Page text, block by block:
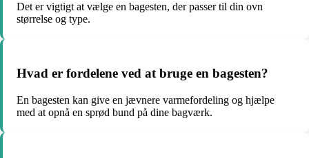
Det er vigtigt at vælge en bagesten, der passer til din ovn
størrelse og type.
Hvad er fordelene ved at bruge en bagesten?
En bagesten kan give en jævnere varmefordeling og hjælpe
med at opnå en sprød bund på dine bagværk.